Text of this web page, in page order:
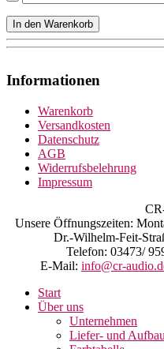
Informationen
Warenkorb
Versandkosten
Datenschutz
AGB
Widerrufsbelehrung
Impressum
Unsere Öffnungszeiten:
Dr.-Wilhelm-Feit-
Telefon: 03473/
E-Mail: info@cr-
Start
Über uns
Unternehmen
Liefer- und